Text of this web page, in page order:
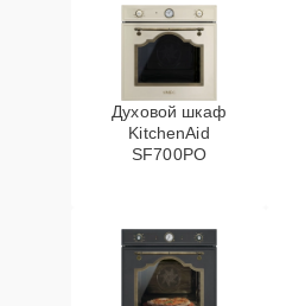
Духовой шкаф
KitchenAid
SF700PO